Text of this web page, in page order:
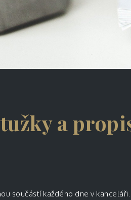
a
součástí každého dne v